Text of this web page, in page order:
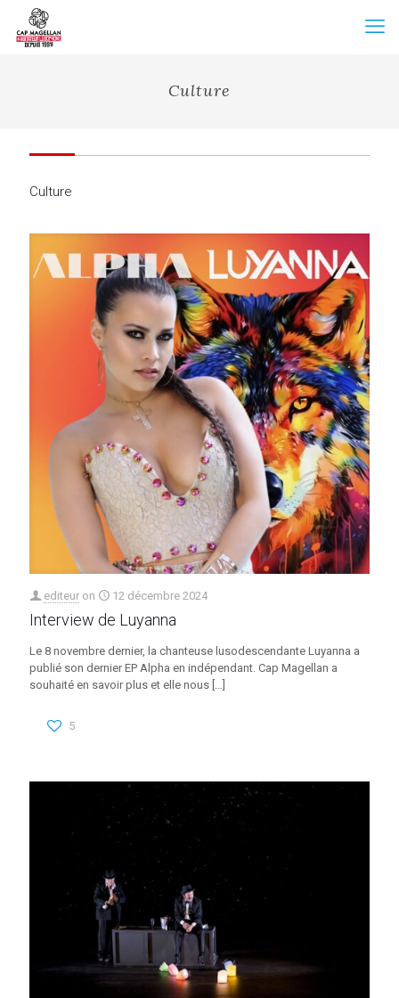
Culture
Culture
editeur on 12 décembre 2024
Interview de Luyanna
Le 8 novembre dernier, la chanteuse lusodescendante Luyanna a
publié son dernier EP Alpha en indépendant. Cap Magellan a
souhaité en savoir plus et elle nous […]
5